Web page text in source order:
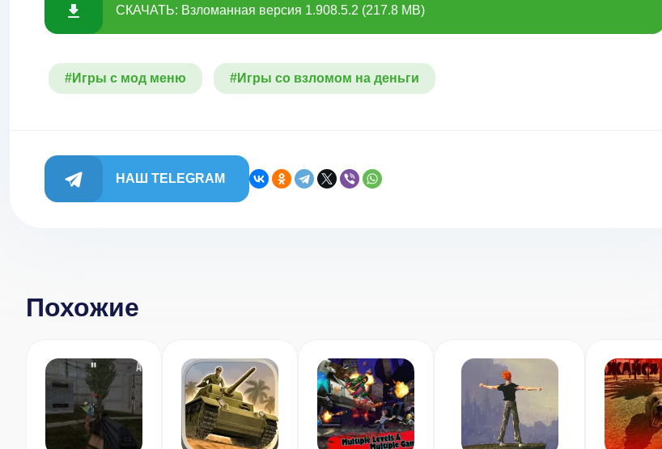
СКАЧАТЬ: Взломанная версия 1.908.5.2 (217.8 MB)
#Игры с мод меню #Игры со взломом на деньги
НАШ TELEGRAM
Похожие